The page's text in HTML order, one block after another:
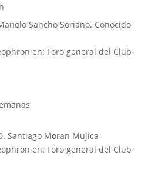
Sancho Soriano. Conocido
en: Foro general del Club
Santiago Moran Mujica
en: Foro general del Club